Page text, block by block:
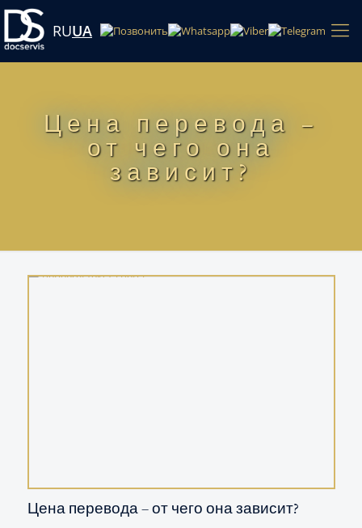
RUUA
Цена перевода –
от чего она
зависит?
Цена перевода – от чего она зависит?